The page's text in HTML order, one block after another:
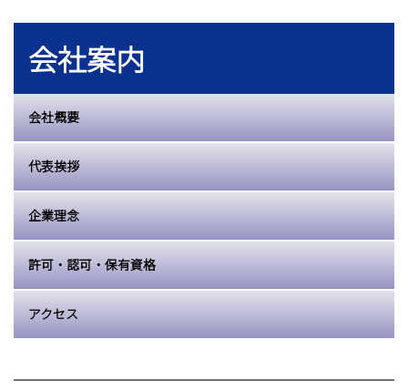
会社案内
会社概要
代表挨拶
企業理念
許可・認可・保有資格
アクセス